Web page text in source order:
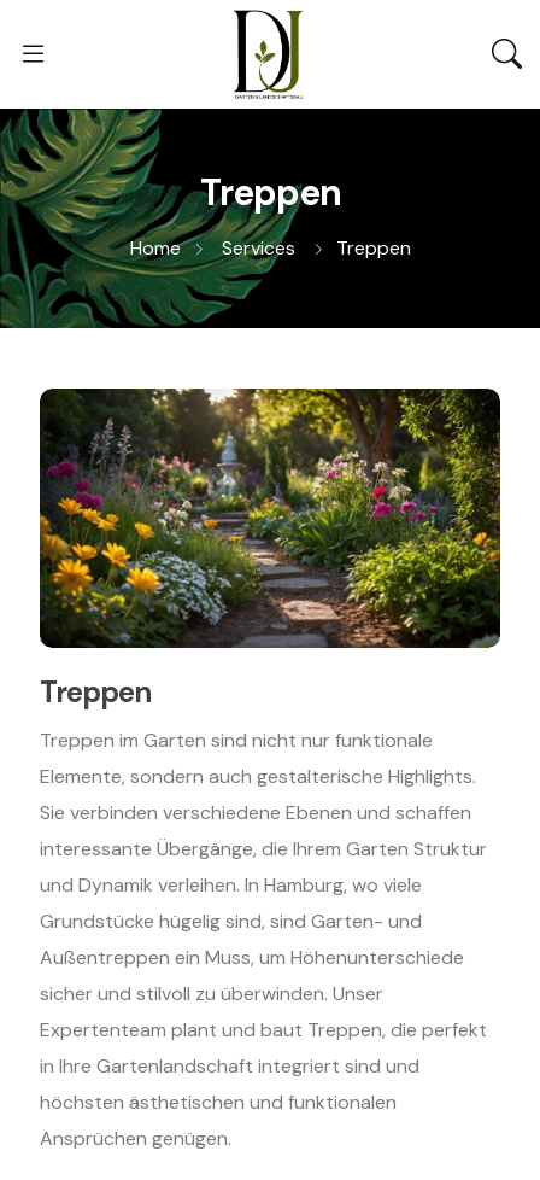
Treppen
Home Services Treppen
Treppen
Treppen im Garten sind nicht nur funktionale
Elemente, sondern auch gestalterische Highlights.
Sie verbinden verschiedene Ebenen und schaffen
interessante Übergänge, die Ihrem Garten Struktur
und Dynamik verleihen. In Hamburg, wo viele
Grundstücke hügelig sind, sind Garten- und
Außentreppen ein Muss, um Höhenunterschiede
sicher und stilvoll zu überwinden. Unser
Expertenteam plant und baut Treppen, die perfekt
in Ihre Gartenlandschaft integriert sind und
höchsten ästhetischen und funktionalen
Ansprüchen genügen.